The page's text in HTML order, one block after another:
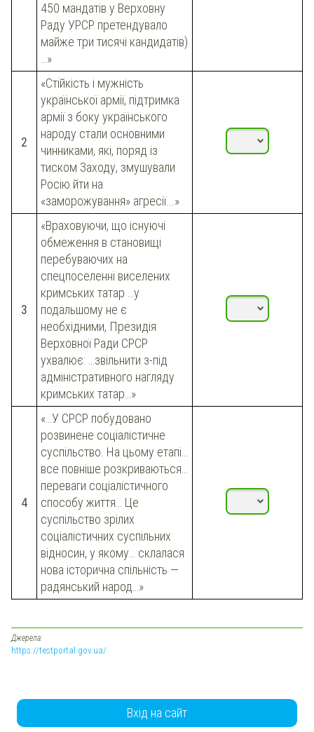
450 мандатів у Верховну
Раду УРСР претендувало
майже три тисячі кандидатів)
…»
2
«Стійкість і мужність
української армії, підтримка
армії з боку українського
народу стали основними
чинниками, які, поряд із
тиском Заходу, змушували
Росію йти на
«заморожування» агресії...»
3
«Враховуючи, що існуючі
обмеження в становищі
перебуваючих на
спецпоселенні виселених
кримських татар …у
подальшому не є
необхідними, Президія
Верховної Ради СРСР
ухвалює: …звільнити з-під
адміністративного нагляду
кримських татар…»
4
«…У СРСР побудовано
розвинене соціалістичне
суспільство. На цьому етапі…
все повніше розкриваються…
переваги соціалістичного
способу життя… Це
суспільство зрілих
соціалістичних суспільних
відносин, у якому… склалася
нова історична спільність —
радянський народ…»
Джерела:
https://testportal.gov.ua/
Вхід на сайт